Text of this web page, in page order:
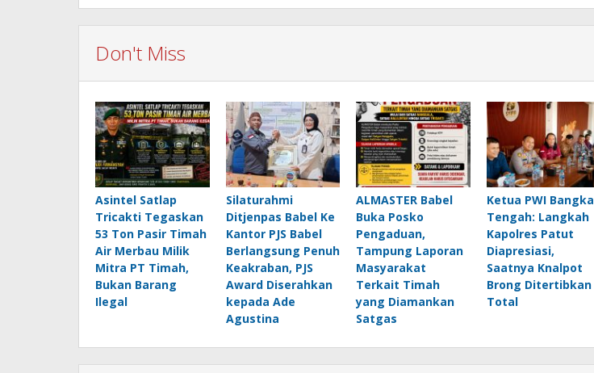
Don't Miss
Asintel Satlap
Tricakti Tegaskan
53 Ton Pasir Timah
Air Merbau Milik
Mitra PT Timah,
Bukan Barang
Ilegal
Silaturahmi
Ditjenpas Babel Ke
Kantor PJS Babel
Berlangsung Penuh
Keakraban, PJS
Award Diserahkan
kepada Ade
Agustina
ALMASTER Babel
Buka Posko
Pengaduan,
Tampung Laporan
Masyarakat
Terkait Timah
yang Diamankan
Satgas
Ketua PWI Bangka
Tengah: Langkah
Kapolres Patut
Diapresiasi,
Saatnya Knalpot
Brong Ditertibkan
Total